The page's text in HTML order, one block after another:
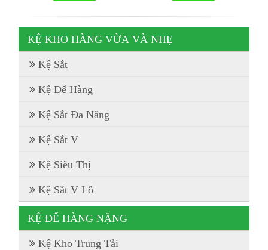
KỆ KHO HÀNG VỪA VÀ NHẸ
Kệ Sắt
Kệ Để Hàng
Kệ Sắt Đa Năng
Kệ Sắt V
Kệ Siêu Thị
Kệ Sắt V Lỗ
KỆ ĐỂ HÀNG NẶNG
Kệ Kho Trung Tải